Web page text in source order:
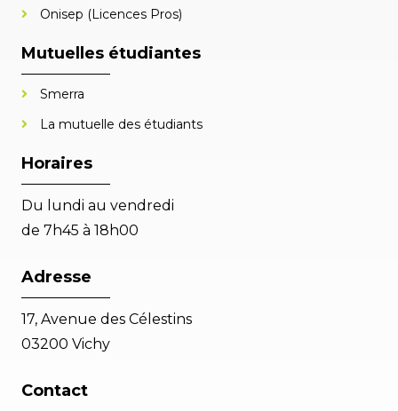
Onisep (Licences Pros)
Mutuelles étudiantes
Smerra
La mutuelle des étudiants
Horaires
Du lundi au vendredi
de 7h45 à 18h00
Adresse
17, Avenue des Célestins
03200 Vichy
Contact